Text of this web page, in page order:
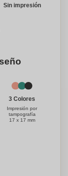
Sin impresión
3 Colores
Impresión por
tampografía
17 x 17 mm